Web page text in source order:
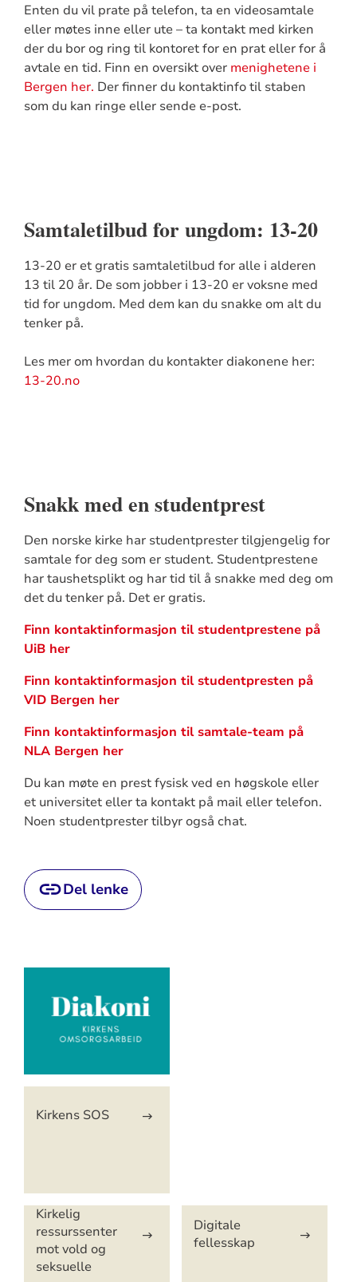
Enten du vil prate på telefon, ta en videosamtale
eller møtes inne eller ute – ta kontakt med kirken
der du bor og ring til kontoret for en prat eller for å
avtale en tid. Finn en oversikt over menighetene i
Bergen her. Der finner du kontaktinfo til staben
som du kan ringe eller sende e-post.
Samtaletilbud for ungdom: 13-20
13-20 er et gratis samtaletilbud for alle i alderen
13 til 20 år. De som jobber i 13-20 er voksne med
tid for ungdom. Med dem kan du snakke om alt du
tenker på.
Les mer om hvordan du kontakter diakonene her:
13-20.no
Snakk med en studentprest
Den norske kirke har studentprester tilgjengelig for
samtale for deg som er student. Studentprestene
har taushetsplikt og har tid til å snakke med deg om
det du tenker på. Det er gratis.
Finn kontaktinformasjon til studentprestene på
UiB her
Finn kontaktinformasjon til studentpresten på
VID Bergen her
Finn kontaktinformasjon til samtale-team på
NLA Bergen her
Du kan møte en prest fysisk ved en høgskole eller
et universitet eller ta kontakt på mail eller telefon.
Noen studentprester tilbyr også chat.
Del lenke
Kirkens SOS
Kirkelig
ressurssenter
mot vold og
seksuelle
Digitale
fellesskap